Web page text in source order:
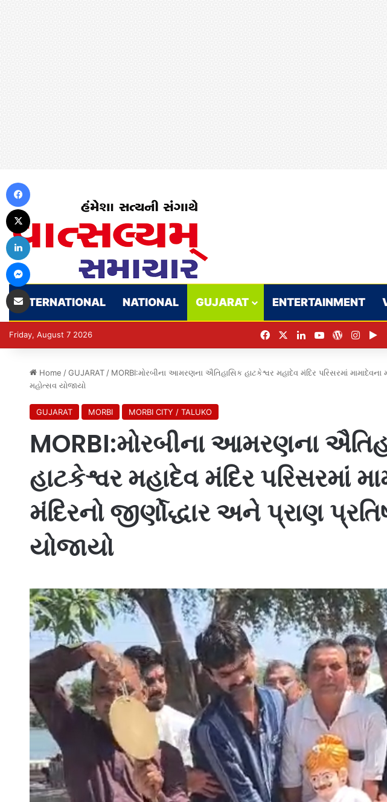
INTERNATIONAL NATIONAL GUJARAT ENTERTAINMENT
Friday, August 7 2026 FacebookLinkedInYouTube
Home / GUJARAT / MORBI:મોરબીના આમરણના ઐતિહાસિક હાટકેશ્વર મહાદેવ મંદિર પરિસરમાં મામાદેવના
મહોત્સવ યોજાયો
GUJARAT MORBI MORBI CITY / TALUKO
MORBI:મોરબીના આમરણના
હાટકેશ્વર મહાદેવ મંદિર પરિસરમાં
મંદિરનો જીર્ણોદ્ધાર અને પ્રાણ
યોજાયો
LinkedIn